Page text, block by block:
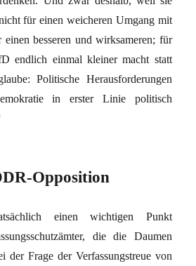
für einen weicheren Umgang mit
besseren und wirksameren; für
endlich einmal kleiner macht statt
Politische Herausforderungen
in erster Linie politisch
Opposition
einen wichtigen Punkt
die die Daumen
der Frage der Verfassungstreue von